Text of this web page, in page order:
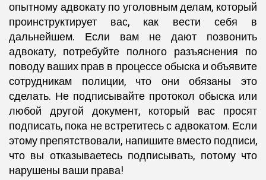
опытному адвокату по уголовным делам, который
проинструктирует вас, как вести себя в
дальнейшем. Если вам не дают позвонить
адвокату, потребуйте полного разъяснения по
поводу ваших прав в процессе обыска и объявите
сотрудникам полиции, что они обязаны это
сделать. Не подписывайте протокол обыска или
любой другой документ, который вас просят
подписать, пока не встретитесь с адвокатом. Если
этому препятствовали, напишите вместо подписи,
что вы отказываетесь подписывать, потому что
нарушены ваши права!